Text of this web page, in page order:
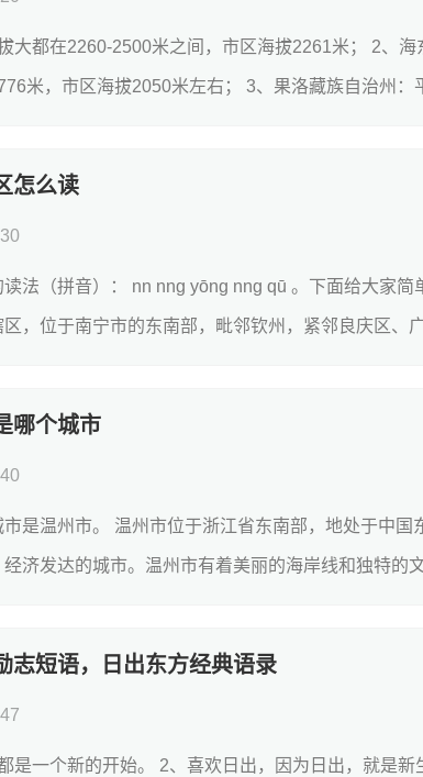
大都在2260-2500米之间，市区海拔2261米； 2、
米，市区海拔2050米左右； 3、果洛藏族自治州：
怎么读
法（拼音）： nn nng yōng nng qū 。下面给大家
，位于南宁市的东南部，毗邻钦州，紧邻良庆区、
哪个城市
是温州市。 温州市位于浙江省东南部，地处于中
济发达的城市。温州市有着美丽的海岸线和独特的
志短语，日出东方经典语录
是一个新的开始。 2、喜欢日出，因为日出，就是